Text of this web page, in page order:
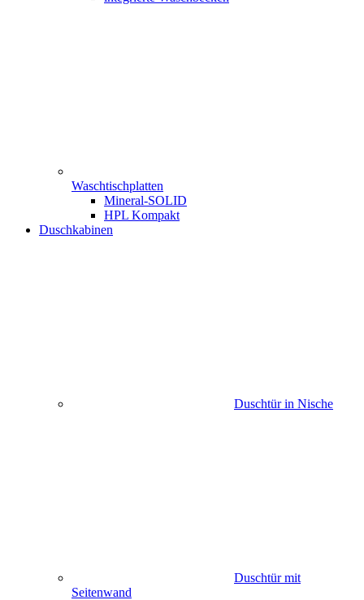
Waschtischplatten
Mineral-SOLID
HPL Kompakt
Duschkabinen
Duschtür in Nische
Duschtür mit
Seitenwand